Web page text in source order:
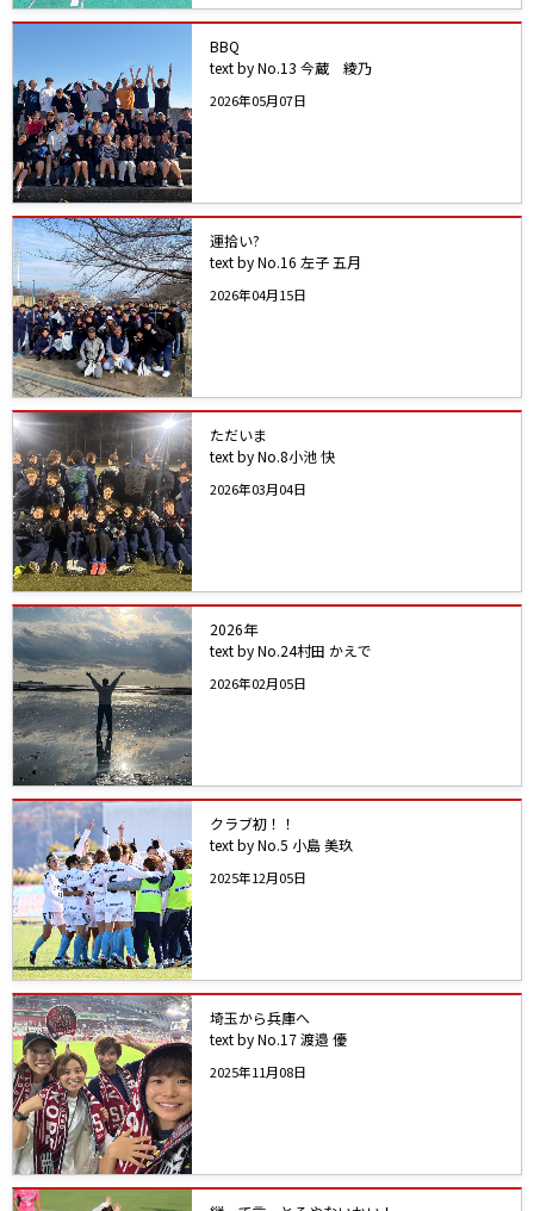
BBQ
text by No.13 今蔵 綾乃
2026年05月07日
運拾い?
text by No.16 左子 五月
2026年04月15日
ただいま
text by No.8小池 快
2026年03月04日
2026年
text by No.24村田 かえで
2026年02月05日
クラブ初！！
text by No.5 小島 美玖
2025年12月05日
埼玉から兵庫へ
text by No.17 渡邉 優
2025年11月08日